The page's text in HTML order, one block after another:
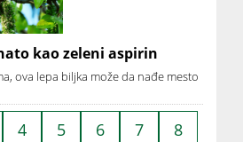
kao zeleni aspirin
ova lepa biljka može da nađe mesto
4 5 6 7
8